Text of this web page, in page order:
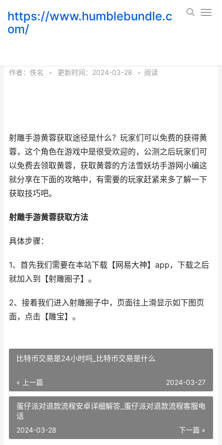
https://www.humblebundle.c
om/
作者： 佚名 • 更新时间：2024-03-28 • 阅读
射雕手游黄蓉获取途径是什么？玩家们可以免费的获得黄
蓉，这个角色在游戏中是很受欢迎的，公测之后玩家们可
以免费去领取黄蓉，获取黄蓉的方法雪妖坊手游网小编这
就分享在下面的攻略中，有需要的玩家赶紧来多了解一下
获取技巧吧。
射雕手游黄蓉获取方法
具体步骤：
1、首先我们需要在本站下载【网易大神】app，下载之后
就加入到【射雕圈子】。
2、接着我们进入射雕圈子中，页面往上滑显示如下图页
面，点击【雕宝】。
比特币交易是24小时吗_比特币交易是什么
« 上一篇 2024-03-27
蛋仔派对退款流程安卓详细解答_蛋仔派对退款流程客服电
话
下一篇 »
2024-03-28